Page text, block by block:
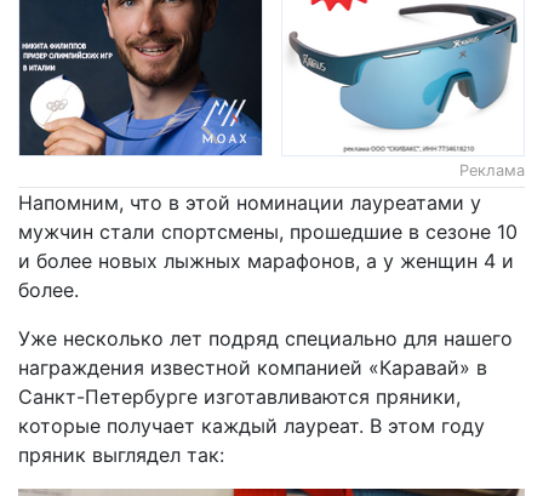
Реклама
Напомним, что в этой номинации лауреатами у
мужчин стали спортсмены, прошедшие в сезоне 10
и более новых лыжных марафонов, а у женщин 4 и
более.
Уже несколько лет подряд специально для нашего
награждения известной компанией «Каравай» в
Санкт-Петербурге изготавливаются пряники,
которые получает каждый лауреат. В этом году
пряник выглядел так: